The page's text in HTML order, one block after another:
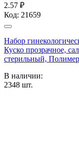
2.57 ₽
Код: 21659
Набор
Куско прозрачное,
стерильный,
В наличии:
2348 шт.